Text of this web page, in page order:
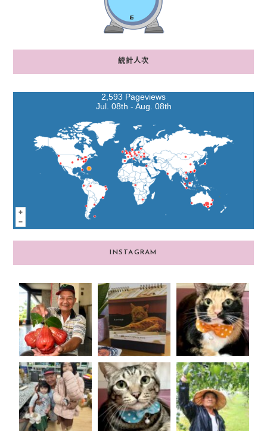
統計人次
2,593 Pageviews
Jul. 08th - Aug. 08th
INSTAGRAM